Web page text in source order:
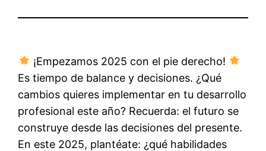
¡Empezamos 2025 con el pie derecho!
Es tiempo de balance y decisiones. ¿Qué
cambios quieres implementar en tu desarrollo
profesional este año? Recuerda: el futuro se
construye desde las decisiones del presente.
En este 2025, plantéate: ¿qué habilidades